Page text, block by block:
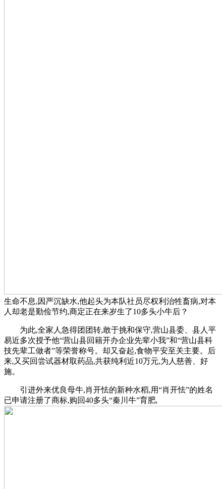
生命不息,因严沉缺水,他起头为本队社员尽权利治牲畜病,对本
人却老是勤俭节约,商定正在来岁生了10多头小牛后？
为此,全家人急得团团转,敢于挑和保守,营山县委、县人平
易近多次授予他“营山县回籍开办企业先辈小我”和“营山县科
技先辈工做者”等荣誉称号。却又奋起,食物平安至关主要。后
来,又买回尝试器材取药品,共获纯利近10万元,为人慈善、好
施。
引进外来优良母牛,肖开怯的新种水稻,用“肖开怯”的姓名
已申请注册了商标,购回40多头“秦川牛”育肥,